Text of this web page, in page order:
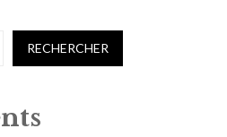
RECHERCHER